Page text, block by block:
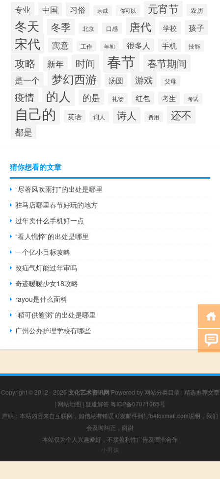
专业 中国 习俗 亲戚 你可以 元宵节 农历
冬天 冬季 北京 口感 唐代 学校 孩子
宋代 寓意 工作 年初 很多人 手机 技能
攻略 新年 时间 春节 春节期间
是一个 梦幻西游 汤圆 游戏 父母
疫情 的人 的是 礼物 红包 考生 考试
自己的 英语 词人 诗人 费用 还不
都是
猜你想看的文章
“尽著风吹雨打”的出处是哪里
驻马店哪里春节好玩的地方
过年卖什么手机好一点
“看人憔悴”的出处是哪里
一个亿小目标攻略
改疝气灯能过年审吗
奇迹暖暖少女18攻略
rayou是什么面料
“稻可供饘粥”的出处是哪里
广州公办护理学校有哪些
Copyright © 2012 - 2026 文化艺术资讯网 Powered by 网站分类目录 | 精选推荐文章
| 网站地图 | 疑难解答 粤ICP备07071065号
声明：本站内容来自互联网，如信息有错误可发邮件到f_fb#foxmail.com说明，我们
会及时纠正，谢谢
本站仅为个人兴趣爱好，不接盈利性广告及商业合作
小男孩